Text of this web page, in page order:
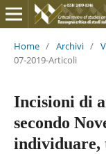
Home / Archivi /
07-2019-Articoli
Incisioni di
secondo
individuare,